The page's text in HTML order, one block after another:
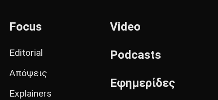
Focus
Editorial
Απόψεις
Explainers
Video
Podcasts
Εφημερίδες